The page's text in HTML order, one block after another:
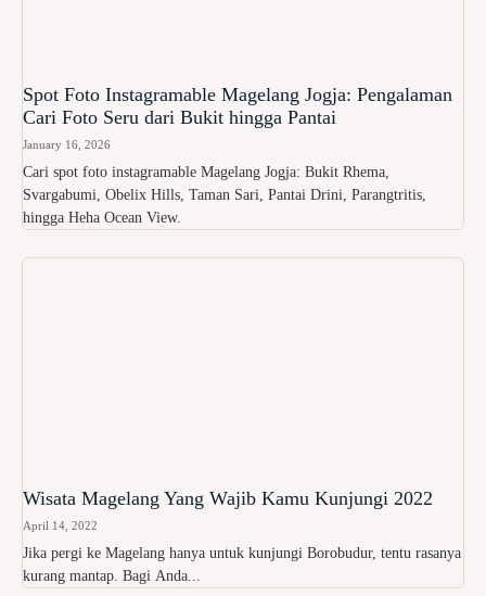
Spot Foto Instagramable Magelang Jogja: Pengalaman
Cari Foto Seru dari Bukit hingga Pantai
January 16, 2026
Cari spot foto instagramable Magelang Jogja: Bukit Rhema,
Svargabumi, Obelix Hills, Taman Sari, Pantai Drini, Parangtritis,
hingga Heha Ocean View.
Wisata Magelang Yang Wajib Kamu Kunjungi 2022
April 14, 2022
Jika pergi ke Magelang hanya untuk kunjungi Borobudur, tentu rasanya
kurang mantap. Bagi Anda...